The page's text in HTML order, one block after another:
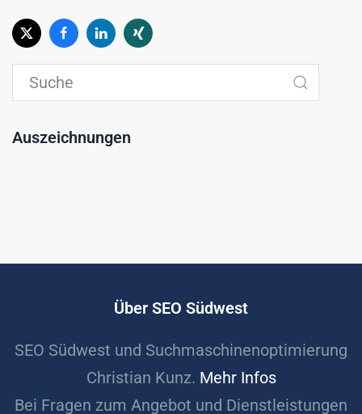
Auszeichnungen
Über SEO Südwest
SEO Südwest und Suchmaschinenoptimierung
Christian Kunz. Mehr Infos
Bei Fragen zum Angebot und Dienstleistungen